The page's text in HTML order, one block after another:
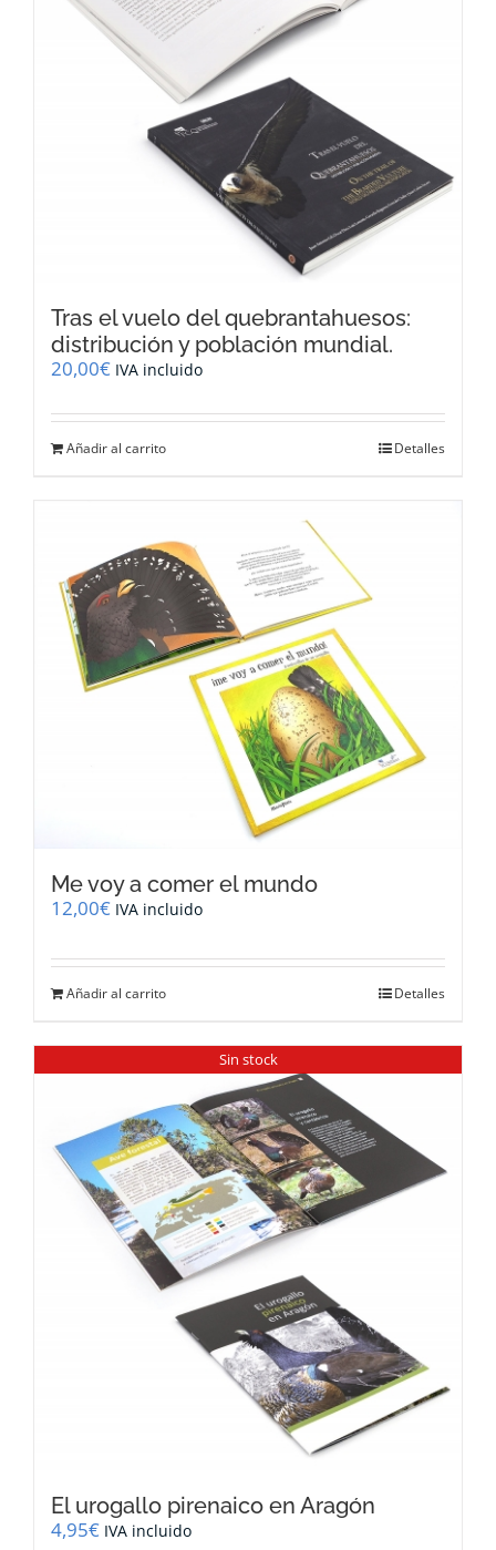
Tras el vuelo del quebrantahuesos:
distribución y población mundial.
20,00€ IVA incluido
Añadir al carrito Detalles
Me voy a comer el mundo
12,00€ IVA incluido
Añadir al carrito Detalles
Sin stock
El urogallo pirenaico en Aragón
4,95€ IVA incluido